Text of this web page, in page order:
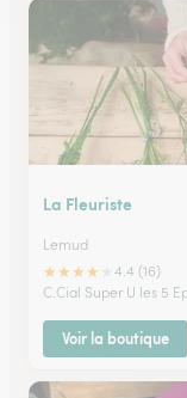
La Fleuriste
Lemud
★★★★
4.4 (16)
C.Cial Super U les 5
Voir la boutique